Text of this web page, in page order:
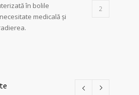
în bolile
medicală și
2